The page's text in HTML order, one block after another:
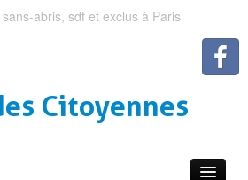
abris, sdf et exclus à Paris
Citoyennes